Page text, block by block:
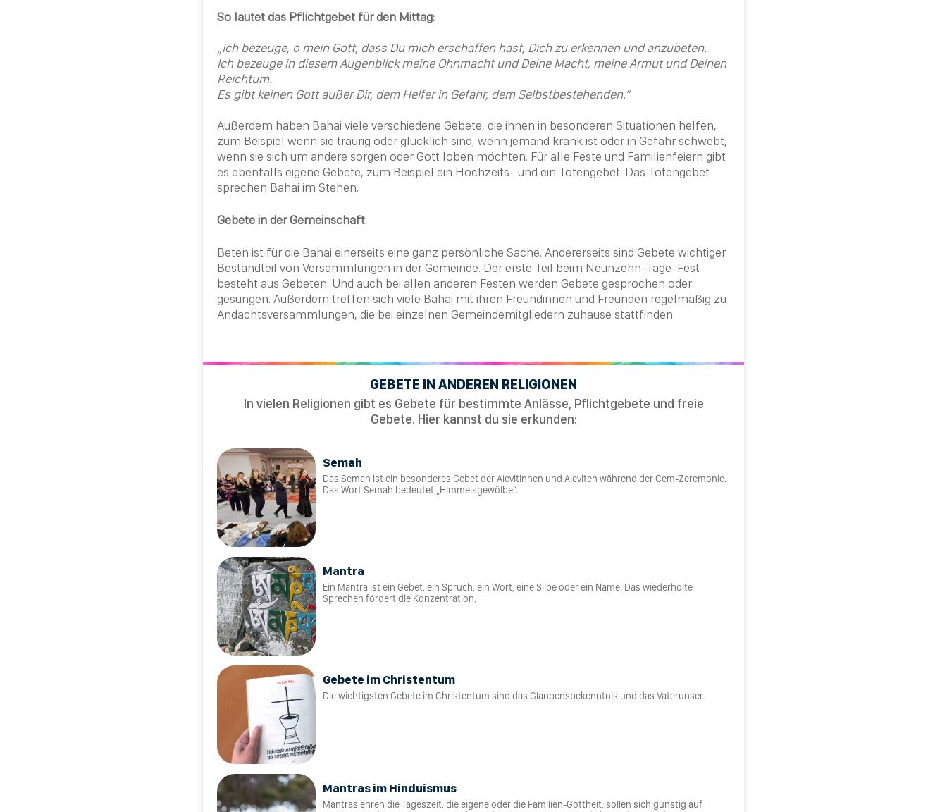
So lautet das Pflichtgebet für den Mittag:
„Ich bezeuge, o mein Gott, dass Du mich erschaffen hast, Dich zu erkennen und anzubeten.
Ich bezeuge in diesem Augenblick meine Ohnmacht und Deine Macht, meine Armut und Deinen
Reichtum.
Es gibt keinen Gott außer Dir, dem Helfer in Gefahr, dem Selbstbestehenden.”
Außerdem haben Bahai viele verschiedene Gebete, die ihnen in besonderen Situationen helfen,
zum Beispiel wenn sie traurig oder glücklich sind, wenn jemand krank ist oder in Gefahr schwebt,
wenn sie sich um andere sorgen oder Gott loben möchten. Für alle Feste und Familienfeiern gibt
es ebenfalls eigene Gebete, zum Beispiel ein Hochzeits- und ein Totengebet. Das Totengebet
sprechen Bahai im Stehen.
Gebete in der Gemeinschaft
Beten ist für die Bahai einerseits eine ganz persönliche Sache. Andererseits sind Gebete wichtiger
Bestandteil von Versammlungen in der Gemeinde. Der erste Teil beim Neunzehn-Tage-Fest
besteht aus Gebeten. Und auch bei allen anderen Festen werden Gebete gesprochen oder
gesungen. Außerdem treffen sich viele Bahai mit ihren Freundinnen und Freunden regelmäßig zu
Andachtsversammlungen, die bei einzelnen Gemeindemitgliedern zuhause stattfinden.
GEBETE IN ANDEREN RELIGIONEN
In vielen Religionen gibt es Gebete für bestimmte Anlässe, Pflichtgebete und freie
Gebete. Hier kannst du sie erkunden:
Semah
Das Semah ist ein besonderes Gebet der Alevitinnen und Aleviten während der Cem-Zeremonie.
Das Wort Semah bedeutet „Himmelsgewölbe“.
Mantra
Ein Mantra ist ein Gebet, ein Spruch, ein Wort, eine Silbe oder ein Name. Das wiederholte
Sprechen fördert die Konzentration.
Gebete im Christentum
Die wichtigsten Gebete im Christentum sind das Glaubensbekenntnis und das Vaterunser.
Mantras im Hinduismus
Mantras ehren die Tageszeit, die eigene oder die Familien-Gottheit, sollen sich günstig auf